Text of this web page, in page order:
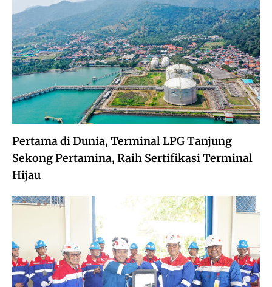
Pertama di Dunia, Terminal LPG Tanjung
Sekong Pertamina, Raih Sertifikasi Terminal
Hijau